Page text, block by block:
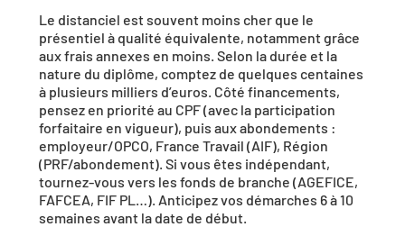
Le distanciel est souvent moins cher que le
présentiel à qualité équivalente, notamment grâce
aux frais annexes en moins. Selon la durée et la
nature du diplôme, comptez de quelques centaines
à plusieurs milliers d’euros. Côté financements,
pensez en priorité au CPF (avec la participation
forfaitaire en vigueur), puis aux abondements :
employeur/OPCO, France Travail (AIF), Région
(PRF/abondement). Si vous êtes indépendant,
tournez-vous vers les fonds de branche (AGEFICE,
FAFCEA, FIF PL…). Anticipez vos démarches 6 à 10
semaines avant la date de début.